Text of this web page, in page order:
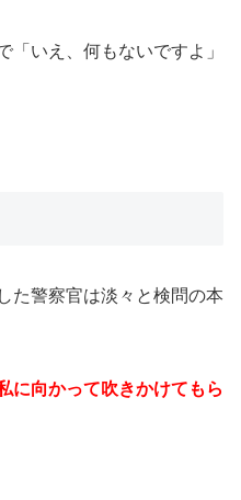
「いえ、何もないですよ」
た警察官は淡々と検問の本
に向かって吹きかけてもら